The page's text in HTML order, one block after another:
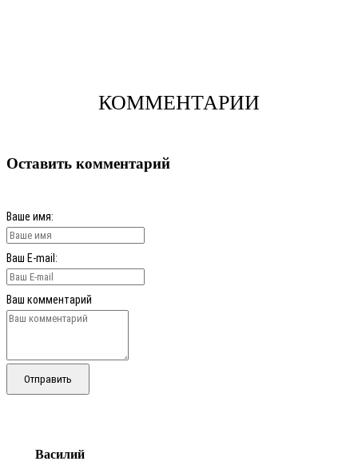
КОММЕНТАРИИ
Оставить комментарий
Ваше имя:
Ваш E-mail:
Ваш комментарий
Отправить
Василий